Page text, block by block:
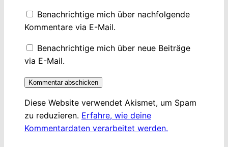
Benachrichtige mich über nachfolgende
Kommentare via E-Mail.
Benachrichtige mich über neue Beiträge
via E-Mail.
Diese Website verwendet Akismet, um Spam
zu reduzieren. Erfahre, wie deine
Kommentardaten verarbeitet werden.